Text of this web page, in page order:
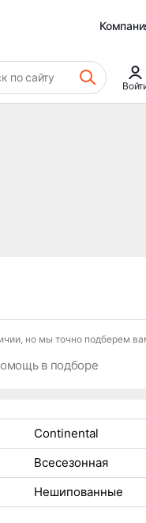
по сайту
но мы точно подберем
в подборе
Continental
Всесезонная
Нешипованные